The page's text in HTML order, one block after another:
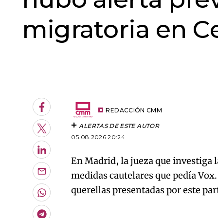
migratoria en
Facebook
Twitter
LinkedIn
Enviar
por
Email
Whatsapp
REDACCIÓN CMM
ALERTAS DE ESTE AUTOR
05.08.2026 20:24
En Madrid, la jueza que investiga
medidas cautelares que pedía
querellas presentadas por este